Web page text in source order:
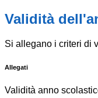
Validità
Si allegano i criteri di
Allegati
Validità anno